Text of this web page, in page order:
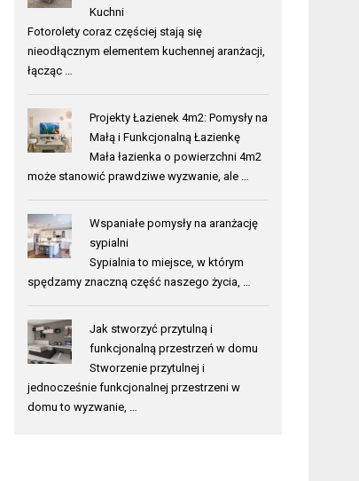
Kuchni
Fotorolety coraz częściej stają się
nieodłącznym elementem kuchennej aranżacji,
łącząc …
Projekty Łazienek 4m2: Pomysły na
Małą i Funkcjonalną Łazienkę
Mała łazienka o powierzchni 4m2
może stanowić prawdziwe wyzwanie, ale …
Wspaniałe pomysły na aranżację
sypialni
Sypialnia to miejsce, w którym
spędzamy znaczną część naszego życia, …
Jak stworzyć przytulną i
funkcjonalną przestrzeń w domu
Stworzenie przytulnej i
jednocześnie funkcjonalnej przestrzeni w
domu to wyzwanie, …